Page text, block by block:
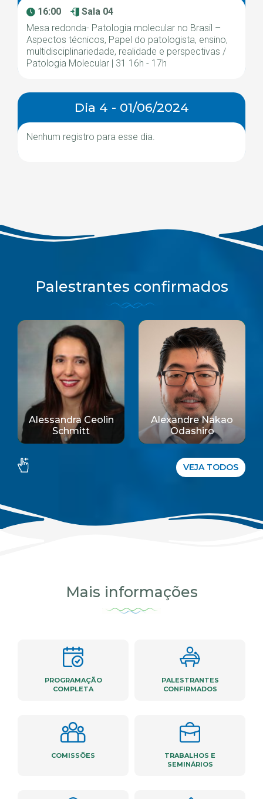
16:00
Sala 04
Mesa redonda- Patologia molecular no Brasil –
Aspectos técnicos, Papel do patologista, ensino,
multidisciplinariedade, realidade e perspectivas /
Patologia Molecular | 31 16h - 17h
Dia 4 - 01/06/2024
Nenhum registro para esse dia.
Palestrantes confirmados
Alexandre Nakao
Odashiro
Aline Cristina
Marino Do
Nascimento
VEJA TODOS
Mais informações
PROGRAMAÇÃO
COMPLETA
PALESTRANTES
CONFIRMADOS
COMISSÕES
TRABALHOS E
SEMINÁRIOS